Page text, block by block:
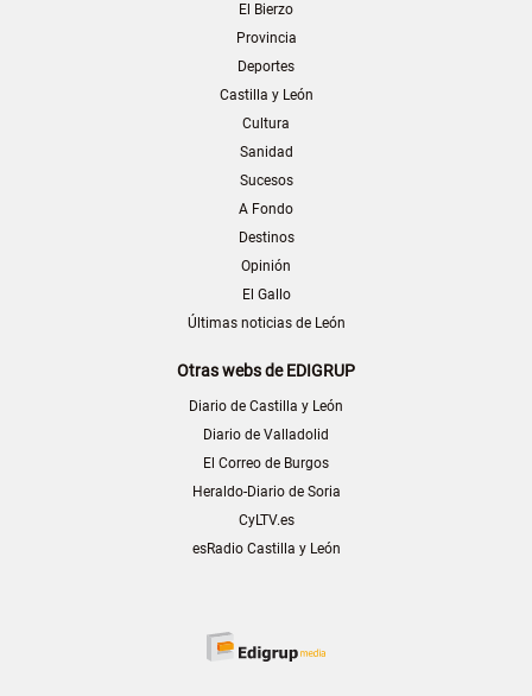
El Bierzo
Provincia
Deportes
Castilla y León
Cultura
Sanidad
Sucesos
A Fondo
Destinos
Opinión
El Gallo
Últimas noticias de León
Otras webs de EDIGRUP
Diario de Castilla y León
Diario de Valladolid
El Correo de Burgos
Heraldo-Diario de Soria
CyLTV.es
esRadio Castilla y León